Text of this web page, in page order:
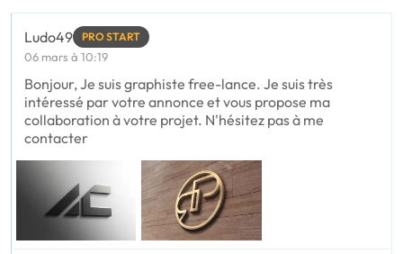
Ludo49 PRO START
06 mars à 10:19
Bonjour, Je suis graphiste free-lance. Je suis très
intéressé par votre annonce et vous propose ma
collaboration à votre projet. N'hésitez pas à me
contacter